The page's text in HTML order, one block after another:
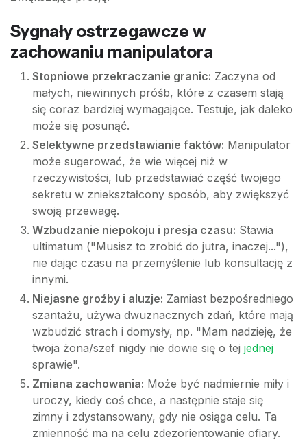
Sygnały ostrzegawcze w
zachowaniu manipulatora
Stopniowe przekraczanie granic: Zaczyna od
małych, niewinnych próśb, które z czasem stają
się coraz bardziej wymagające. Testuje, jak daleko
może się posunąć.
Selektywne przedstawianie faktów: Manipulator
może sugerować, że wie więcej niż w
rzeczywistości, lub przedstawiać część twojego
sekretu w zniekształcony sposób, aby zwiększyć
swoją przewagę.
Wzbudzanie niepokoju i presja czasu: Stawia
ultimatum ("Musisz to zrobić do jutra, inaczej..."),
nie dając czasu na przemyślenie lub konsultację z
innymi.
Niejasne groźby i aluzje: Zamiast bezpośredniego
szantażu, używa dwuznacznych zdań, które mają
wzbudzić strach i domysły, np. "Mam nadzieję, że
twoja żona/szef nigdy nie dowie się o tej jednej
sprawie".
Zmiana zachowania: Może być nadmiernie miły i
uroczy, kiedy coś chce, a następnie staje się
zimny i zdystansowany, gdy nie osiąga celu. Ta
zmienność ma na celu zdezorientowanie ofiary.